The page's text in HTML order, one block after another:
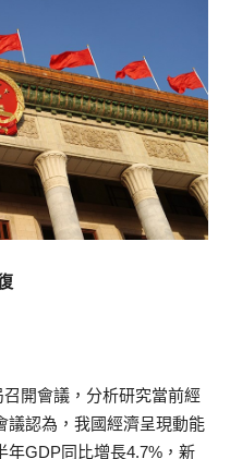
開會議，分析研究當前經
議認為，我國經濟呈現動能
年GDP同比增長4.7%，新